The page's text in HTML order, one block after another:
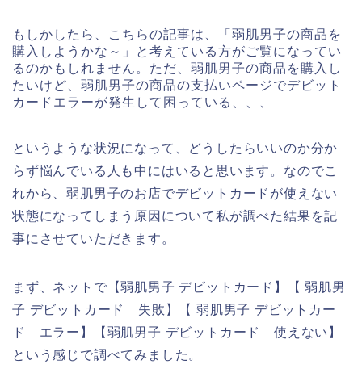
もしかしたら、こちらの記事は、「弱肌男子の商品を
購入しようかな～」と考えている方がご覧になってい
るのかもしれません。ただ、弱肌男子の商品を購入し
たいけど、弱肌男子の商品の支払いページでデビット
カードエラーが発生して困っている、、、
というような状況になって、どうしたらいいのか分か
らず悩んでいる人も中にはいると思います。なのでこ
れから、弱肌男子のお店でデビットカードが使えない
状態になってしまう原因について私が調べた結果を記
事にさせていただきます。
まず、ネットで【弱肌男子 デビットカード】【 弱肌男
子 デビットカード 失敗】【 弱肌男子 デビットカー
ド エラー】【弱肌男子 デビットカード 使えない】
という感じで調べてみました。